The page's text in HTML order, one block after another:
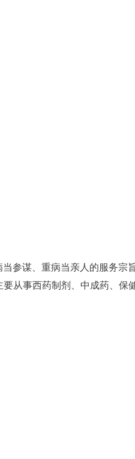
参谋、重病当亲人的服务宗
从事西药制剂、中成药、保